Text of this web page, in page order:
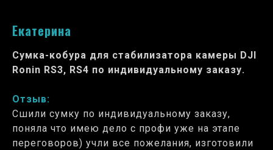
Екатерина
Сумка-кобура для стабилизатора камеры DJI
Ronin RS3, RS4 по индивидуальному заказу.
Отзыв:
Сшили сумку по индивидуальному заказу,
поняла что имею дело с профи уже на этапе
переговоров) учли все пожелания, изготовили